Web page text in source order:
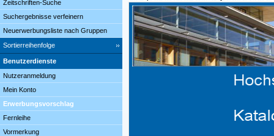
Zeitschriften-Suche
Suchergebnisse verfeinern
Neuerwerbungsliste nach Gruppen
Sortierreihenfolge
Benutzerdienste
Nutzeranmeldung
Mein Konto
Erwerbungsvorschlag
Fernleihe
Vormerkung